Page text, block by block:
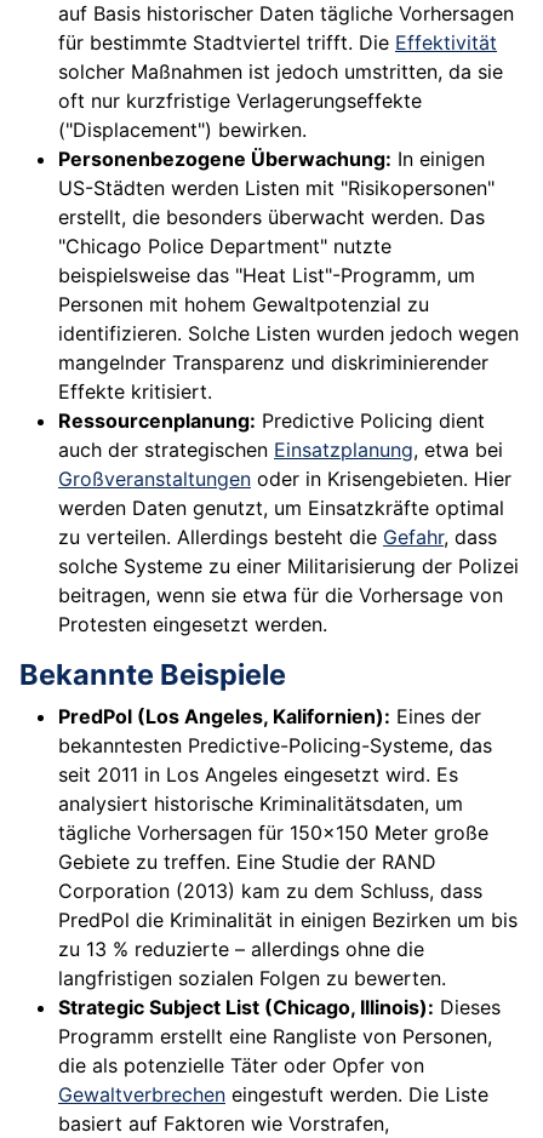
auf Basis historischer Daten tägliche Vorhersagen
für bestimmte Stadtviertel trifft. Die Effektivität
solcher Maßnahmen ist jedoch umstritten, da sie
oft nur kurzfristige Verlagerungseffekte
("Displacement") bewirken.
Personenbezogene Überwachung: In einigen
US-Städten werden Listen mit "Risikopersonen"
erstellt, die besonders überwacht werden. Das
"Chicago Police Department" nutzte
beispielsweise das "Heat List"-Programm, um
Personen mit hohem Gewaltpotenzial zu
identifizieren. Solche Listen wurden jedoch wegen
mangelnder Transparenz und diskriminierender
Effekte kritisiert.
Ressourcenplanung: Predictive Policing dient
auch der strategischen Einsatzplanung, etwa bei
Großveranstaltungen oder in Krisengebieten. Hier
werden Daten genutzt, um Einsatzkräfte optimal
zu verteilen. Allerdings besteht die Gefahr, dass
solche Systeme zu einer Militarisierung der Polizei
beitragen, wenn sie etwa für die Vorhersage von
Protesten eingesetzt werden.
Bekannte Beispiele
PredPol (Los Angeles, Kalifornien): Eines der
bekanntesten Predictive-Policing-Systeme, das
seit 2011 in Los Angeles eingesetzt wird. Es
analysiert historische Kriminalitätsdaten, um
tägliche Vorhersagen für 150x150 Meter große
Gebiete zu treffen. Eine Studie der RAND
Corporation (2013) kam zu dem Schluss, dass
PredPol die Kriminalität in einigen Bezirken um bis
zu 13 % reduzierte – allerdings ohne die
langfristigen sozialen Folgen zu bewerten.
Strategic Subject List (Chicago, Illinois): Dieses
Programm erstellt eine Rangliste von Personen,
die als potenzielle Täter oder Opfer von
Gewaltverbrechen eingestuft werden. Die Liste
basiert auf Faktoren wie Vorstrafen,